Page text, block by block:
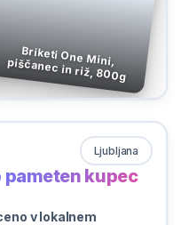
Briketi One Mini, piščanec in riž, 800g
Ljubljana
pameten kupec
v lokalnem